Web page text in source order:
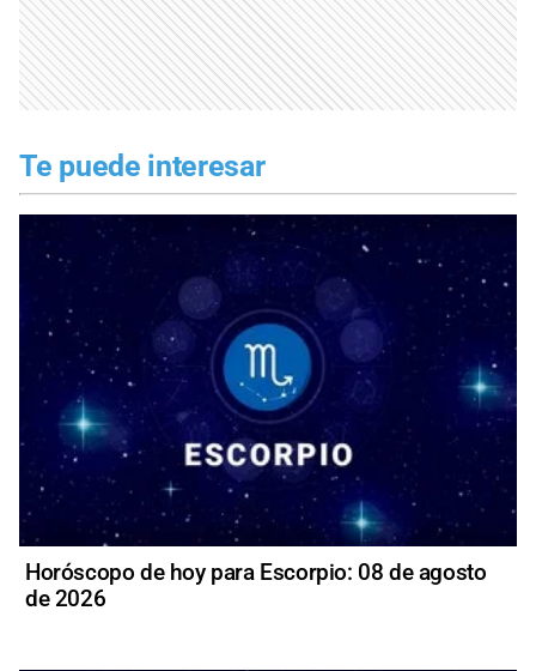
Te puede interesar
Horóscopo de hoy para Escorpio: 08 de agosto
de 2026